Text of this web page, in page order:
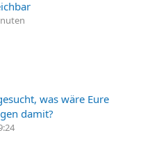
was wäre Eure
damit?